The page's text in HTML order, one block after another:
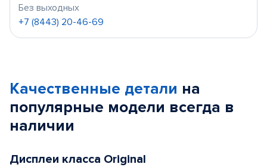
Без выходных
+7 (8443) 20-46-69
Качественные детали на
популярные модели всегда в
наличии
Дисплеи класса Original